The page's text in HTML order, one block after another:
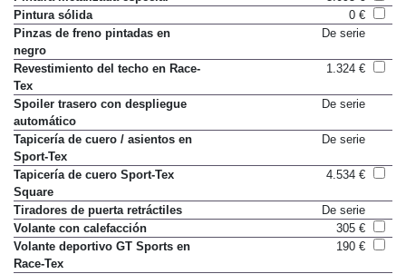
Pintura sólida
0 €
Pinzas de freno pintadas en
negro
De serie
Revestimiento del techo en Race-
Tex
1.324 €
Spoiler trasero con despliegue
automático
De serie
Tapicería de cuero / asientos en
Sport-Tex
De serie
Tapicería de cuero Sport-Tex
Square
4.534 €
Tiradores de puerta retráctiles
De serie
Volante con calefacción
305 €
Volante deportivo GT Sports en
Race-Tex
190 €